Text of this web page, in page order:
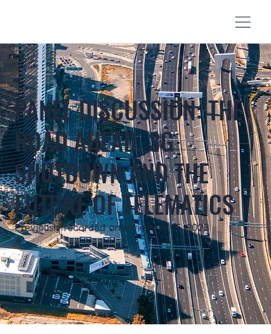
PANEL DISCUSSION: THE
ROAD AHEAD, 3G
SHUTDOWN AND THE
FUTURE OF TELEMATICS
Previously recorded onnoviembre 15, 2023